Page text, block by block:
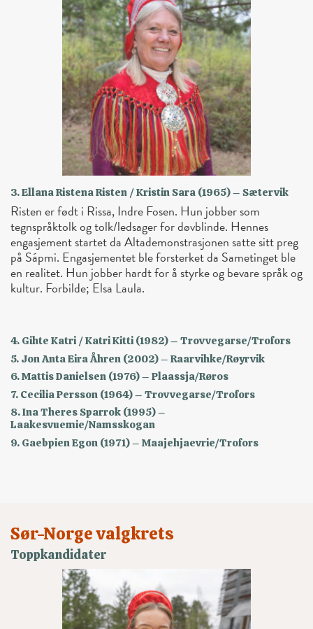
3. Ellana Ristena Risten / Kristin Sara (1965) – Sætervik
Risten er født i Rissa, Indre Fosen. Hun jobber som
tegnspråktolk og tolk/ledsager for døvblinde. Hennes
engasjement startet da Altademonstrasjonen satte sitt preg
på Sápmi. Engasjementet ble forsterket da Sametinget ble
en realitet. Hun jobber hardt for å styrke og bevare språk og
kultur. Forbilde; Elsa Laula.
4. Gihte Katri / Katri Kitti (1982) – Trovvegarse/Trofors
5. Jon Anta Eira Åhren (2002) – Raarvihke/Røyrvik
6. Mattis Danielsen (1976) – Plaassja/Røros
7. Cecilia Persson (1964) – Trovvegarse/Trofors
8. Ina Theres Sparrok (1995) –
Laakesvuemie/Namsskogan
9. Gaebpien Egon (1971) – Maajehjaevrie/Trofors
Sør-Norge valgkrets
Toppkandidater